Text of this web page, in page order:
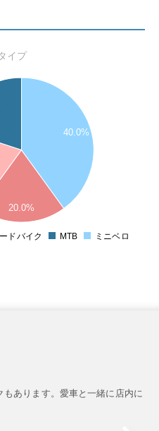
イプ
20.0%
40.0%
ドバイク MTB ミニベロ
あります。愛車と一緒に店内に